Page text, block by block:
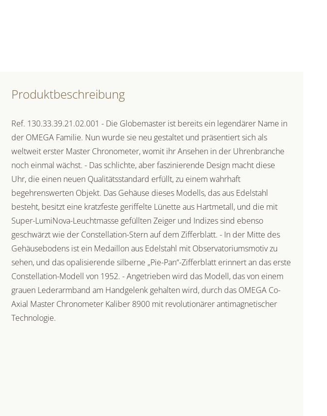
Produktbeschreibung
Ref. 130.33.39.21.02.001 - Die Globemaster ist bereits ein legendärer Name in
der OMEGA Familie. Nun wurde sie neu gestaltet und präsentiert sich als
weltweit erster Master Chronometer, womit ihr Ansehen in der Uhrenbranche
noch einmal wächst. - Das schlichte, aber faszinierende Design macht diese
Uhr, die einen neuen Qualitätsstandard erfüllt, zu einem wahrhaft
begehrenswerten Objekt. Das Gehäuse dieses Modells, das aus Edelstahl
besteht, besitzt eine kratzfeste geriffelte Lünette aus Hartmetall, und die mit
Super-LumiNova-Leuchtmasse gefüllten Zeiger und Indizes sind ebenso
geschwärzt wie der Constellation-Stern auf dem Zifferblatt. - In der Mitte des
Gehäusebodens ist ein Medaillon aus Edelstahl mit Observatoriumsmotiv zu
sehen, und das opalisierende silberne „Pie-Pan“-Zifferblatt erinnert an das erste
Constellation-Modell von 1952. - Angetrieben wird das Modell, das von einem
grauen Lederarmband am Handgelenk gehalten wird, durch das OMEGA Co-
Axial Master Chronometer Kaliber 8900 mit revolutionärer antimagnetischer
Technologie.